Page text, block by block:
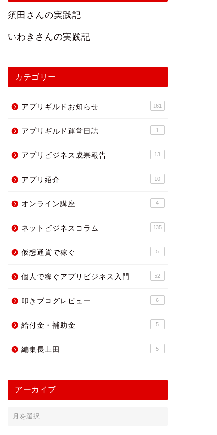
須田さんの実践記
いわきさんの実践記
カテゴリー
アプリギルドお知らせ 161
アプリギルド運営日誌 1
アプリビジネス成果報告 13
アプリ紹介 10
オンライン講座 4
ネットビジネスコラム 135
仮想通貨で稼ぐ 5
個人で稼ぐアプリビジネス入門 52
叩きブログレビュー 6
給付金・補助金 5
編集長上田 5
アーカイブ